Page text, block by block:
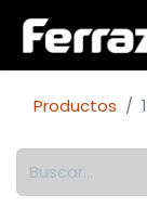
Productos